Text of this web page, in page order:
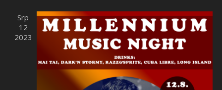
Srp
12
2023